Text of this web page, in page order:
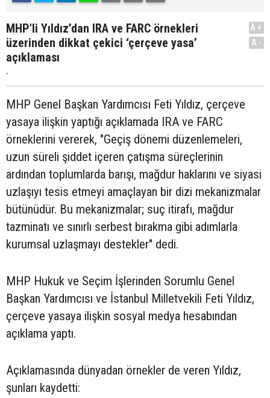
MHP'li Yıldız’dan IRA ve FARC örnekleri
üzerinden dikkat çekici ‘çerçeve yasa’
açıklaması
.
A+
A-
MHP Genel Başkan Yardımcısı Feti Yıldız, çerçeve
yasaya ilişkin yaptığı açıklamada IRA ve FARC
örneklerini vererek, "Geçiş dönemi düzenlemeleri,
uzun süreli şiddet içeren çatışma süreçlerinin
ardından toplumlarda barışı, mağdur haklarını ve siyasi
uzlaşıyı tesis etmeyi amaçlayan bir dizi mekanizmalar
bütünüdür. Bu mekanizmalar; suç itirafı, mağdur
tazminatı ve sınırlı serbest bırakma gibi adımlarla
kurumsal uzlaşmayı destekler" dedi.
MHP Hukuk ve Seçim İşlerinden Sorumlu Genel
Başkan Yardımcısı ve İstanbul Milletvekili Feti Yıldız,
çerçeve yasaya ilişkin sosyal medya hesabından
açıklama yaptı.
Açıklamasında dünyadan örnekler de veren Yıldız,
şunları kaydetti: